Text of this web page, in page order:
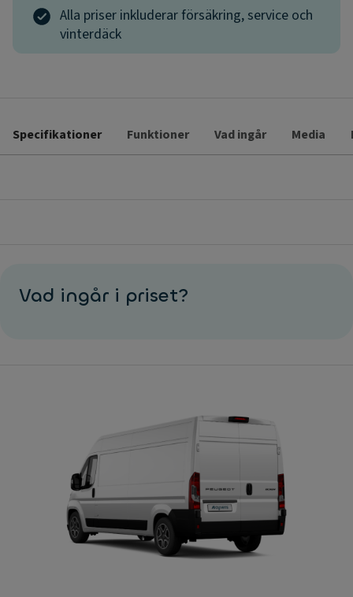
Alla priser inkluderar försäkring, service och
vinterdäck
Specifikationer Funktioner Vad ingår Media
Vad ingår i priset?